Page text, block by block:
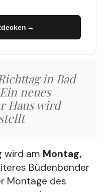
→ →
in Bad
neues
Haus wird
wird am Montag,
Büdenbender
Montage des